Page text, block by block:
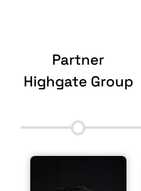
Partner
Highgate Group